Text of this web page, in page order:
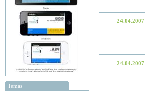
Temas
24.04.2007
24.04.2007